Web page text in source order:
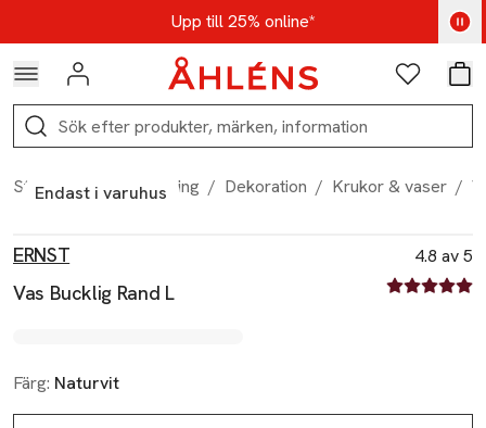
Hoppa till navigationsmenynUpp till 25% online*
Kod: AUG25 - Shoppa nu
Logga in Favoriter
Sök
Start / Hem & inredning / Dekoration / Krukor & vaser /
Endast i varuhus
ERNST
Vas Bucklig Rand L
4.8 av 5
4.8 av fem
Färg: Naturvit